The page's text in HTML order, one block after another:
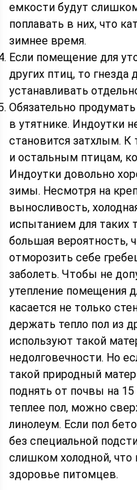
емкости будут
поплавать в них, что
зимнее время.
Если помещение для
других птиц, то гнезда
устанавливать
Обязательно
в утятнике. Индоутки
становится затхлым.
и остальным птицам,
Индоутки довольно
зимы. Несмотря на
выносливость,
испытанием для таких
большая вероятность,
отморозить себе
заболеть. Чтобы не
утепление помещения
касается не только
держать тепло пол из
используют такой
недолговечности. Но
такой природный
поднять от почвы на
теплее пол, можно
линолеум. Если пол
без специальной
слишком холодной, что
здоровье питомцев.